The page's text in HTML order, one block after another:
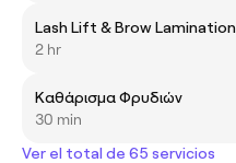
Lash Lift & Brow Lamination
2 hr
Καθάρισμα Φρυδιών
30 min
Ver el total de 65 servicios